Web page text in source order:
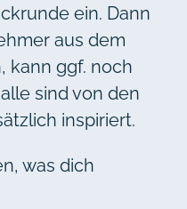
ein. Dann
aus dem
kann ggf. noch
sind von den
inspiriert.
was dich